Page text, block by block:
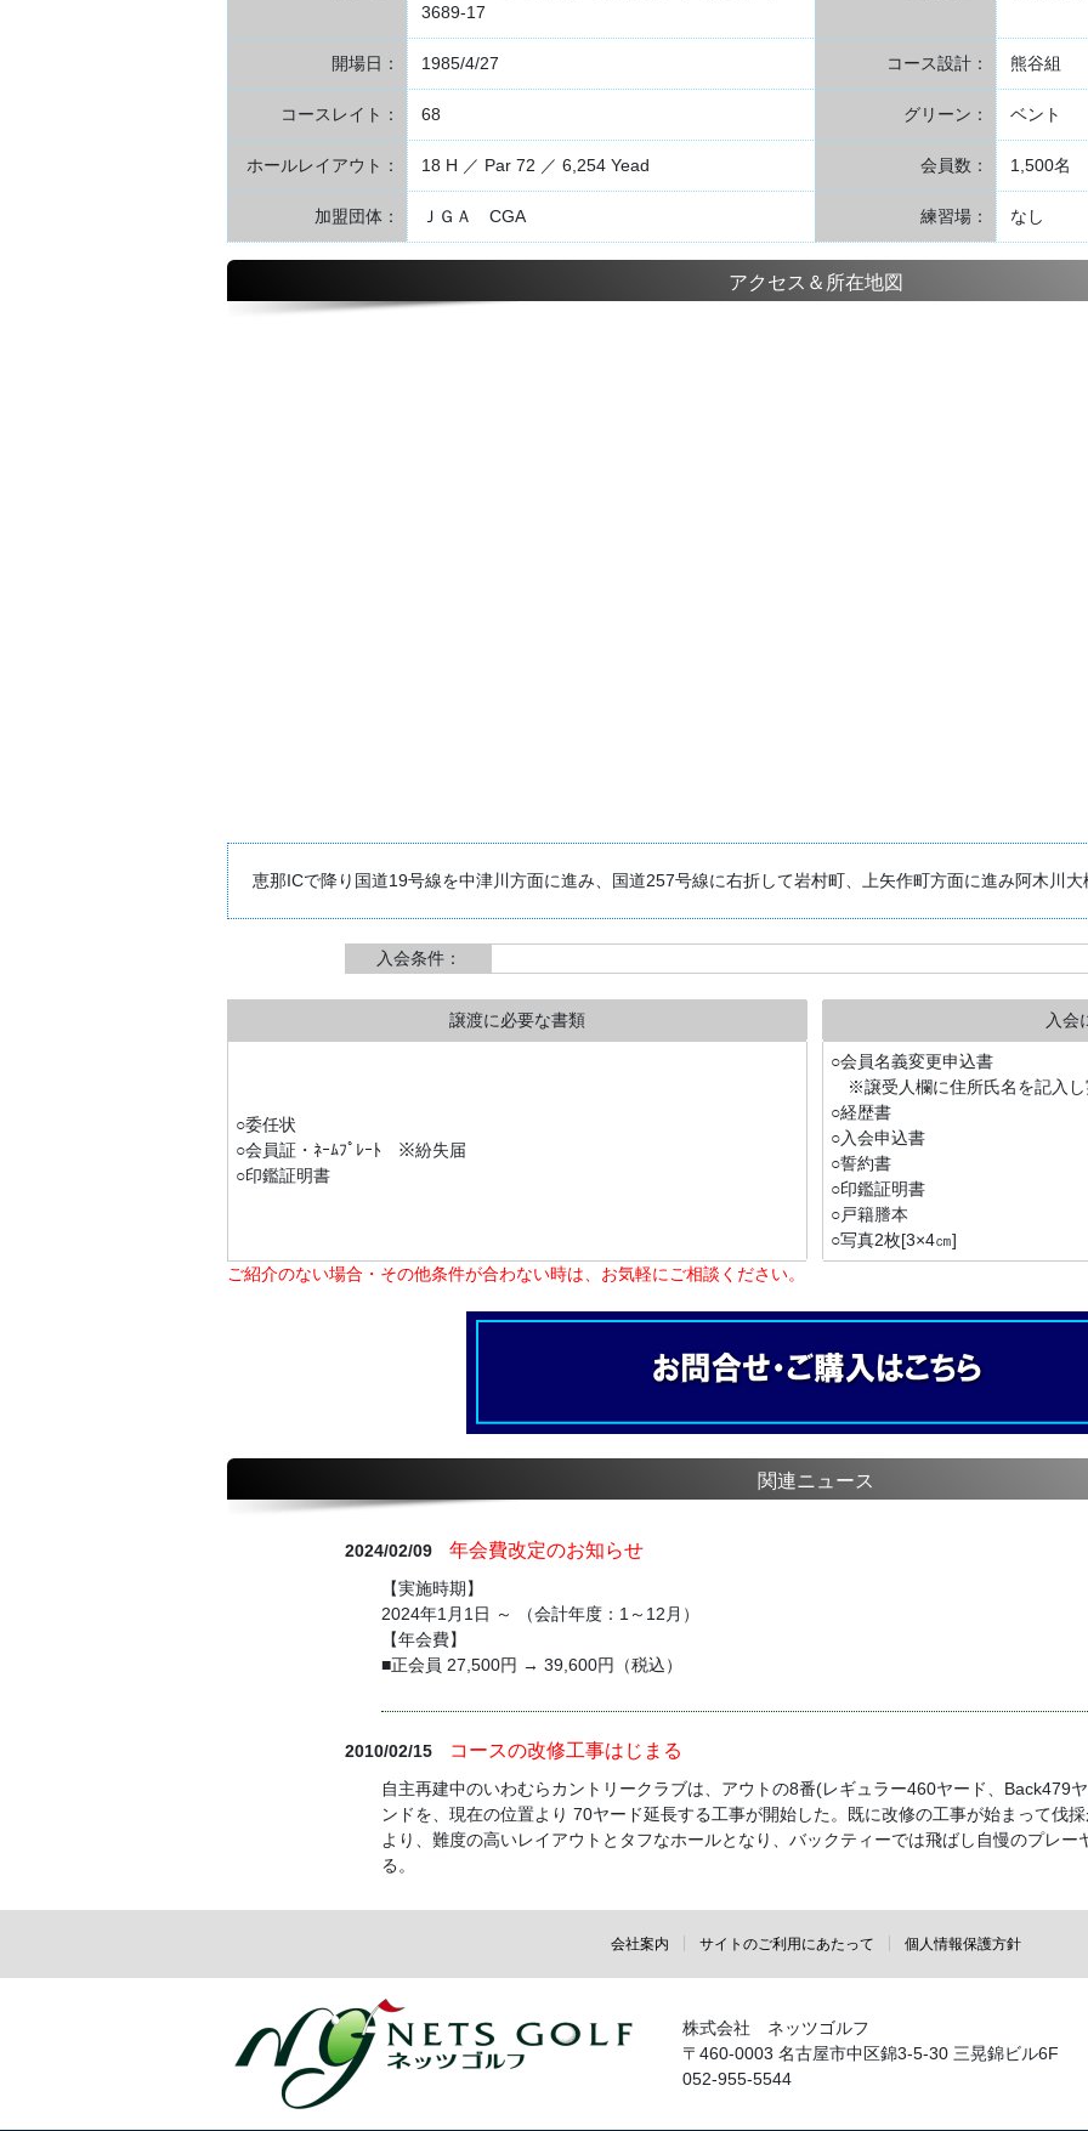
3689-17
開場日： 1985/4/27 コース設計： 熊谷組
コースレイト： 68 グリーン： ベント
ホールレイアウト： 18 H ／ Par 72 ／ 6,254 Yead 会員数： 1,500名
加盟団体： ＪＧＡ CGA 練習場： なし
アクセス＆所在地図
恵那ICで降り国道19号線を中津川方面に進み、国道257号線に右折して岩村町、上矢作町方面に進み阿木川
入会条件：
譲渡に必要な書類 入会
○委任状
○会員証・ﾈｰﾑﾌﾟﾚｰﾄ ※紛失届
○印鑑証明書
○会員名義変更申込書
※譲受人欄に住所氏名を記入し
○経歴書
○入会申込書
○誓約書
○印鑑証明書
○戸籍謄本
○写真2枚[3×4㎝]
ご紹介のない場合・その他条件が合わない時は、お気軽にご相談ください。
関連ニュース
2024/02/09 年会費改定のお知らせ
【実施時期】
2024年1月1日 ～ （会計年度：1～12月）
【年会費】
■正会員 27,500円 → 39,600円（税込）
2010/02/15 コースの改修工事はじまる
自主再建中のいわむらカントリークラブは、アウトの8番(レギュラー460ヤード、Back479
ンドを、現在の位置より 70ヤード延長する工事が開始した。既に改修の工事が始まって伐
より、難度の高いレイアウトとタフなホールとなり、バックティーでは飛ばし自慢のプレー
る。
会社案内 サイトのご利用にあたって 個人情報保護方針
株式会社 ネッツゴルフ
〒460-0003 名古屋市中区錦3-5-30 三晃錦ビル6F
052-955-5544